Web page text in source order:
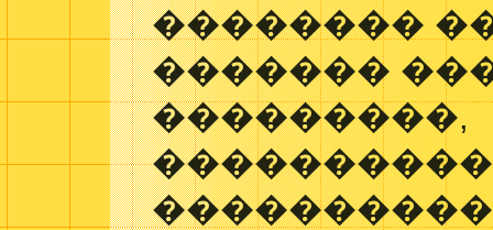
��������
�������
���������,